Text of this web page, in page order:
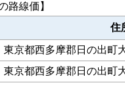
路線価】
住
東京都西多摩郡日の出町
東京都西多摩郡日の出町